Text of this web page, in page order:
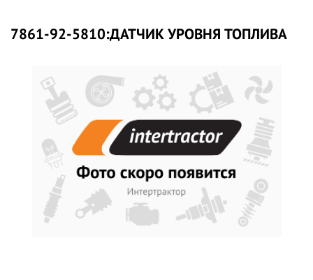
7861-92-5810:ДАТЧИК УРОВНЯ ТОПЛИВА